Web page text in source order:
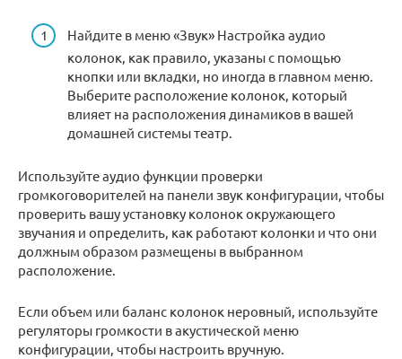
Найдите в меню «Звук» Настройка аудио
колонок, как правило, указаны с помощью
кнопки или вкладки, но иногда в главном меню.
Выберите расположение колонок, который
влияет на расположения динамиков в вашей
домашней системы театр.
Используйте аудио функции проверки
громкоговорителей на панели звук конфигурации, чтобы
проверить вашу установку колонок окружающего
звучания и определить, как работают колонки и что они
должным образом размещены в выбранном
расположение.
Если объем или баланс колонок неровный, используйте
регуляторы громкости в акустической меню
конфигурации, чтобы настроить вручную.